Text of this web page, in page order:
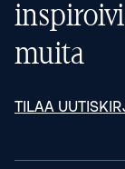
muita
TILAA